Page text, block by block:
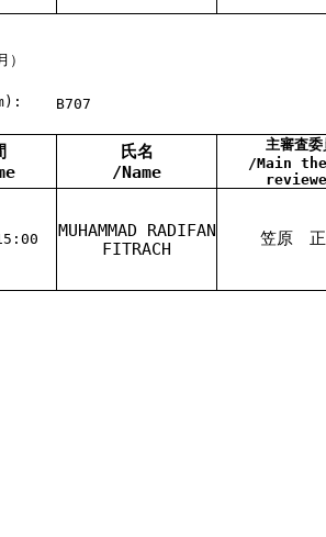
B707
氏名
/Name
主審査委
/Main
MUHAMMAD RADIFAN
FITRACH
笠原 正